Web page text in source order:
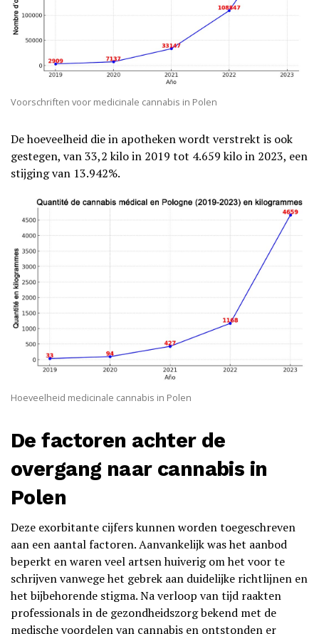
Voorschriften voor medicinale cannabis in Polen
De hoeveelheid die in apotheken wordt verstrekt is ook
gestegen, van 33,2 kilo in 2019 tot 4.659 kilo in 2023, een
stijging van 13.942%.
Hoeveelheid medicinale cannabis in Polen
De factoren achter de
overgang naar cannabis in
Polen
Deze exorbitante cijfers kunnen worden toegeschreven
aan een aantal factoren. Aanvankelijk was het aanbod
beperkt en waren veel artsen huiverig om het voor te
schrijven vanwege het gebrek aan duidelijke richtlijnen en
het bijbehorende stigma. Na verloop van tijd raakten
professionals in de gezondheidszorg bekend met de
medische voordelen van cannabis en ontstonden er